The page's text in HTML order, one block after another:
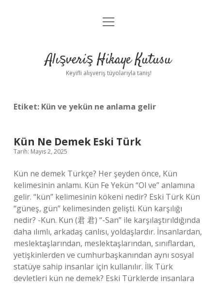
Anasayfa
Yasal Uyarı
menüyü
Alışveriş Hikaye Kutusu
Keyifli alışveriş tüyolarıyla tanış!
Etiket: Kün ve yekün ne anlama gelir
Kün Ne Demek Eski Türk
Tarih: Mayıs 2, 2025
Kün ne demek Türkçe? Her şeyden önce, Kün
kelimesinin anlamı. Kün Fe Yekün “Ol ve” anlamına
gelir. “kün” kelimesinin kökeni nedir? Eski Türk Kün
“güneş, gün” kelimesinden gelişti. Kün karşılığı
nedir? -Kun. Kun (君 君) “-San” ile karşılaştırıldığında
daha ılımlı, arkadaş canlısı, yoldaşlardır. İnsanlardan,
meslektaşlarından, meslektaşlarından, sınıflardan,
yetişkinlerden ve cumhurbaşkanından aynı sosyal
statüye sahip insanlar için kullanılır. İlk Türk
devletleri kün ne demek? Eski Türklerde insanlara